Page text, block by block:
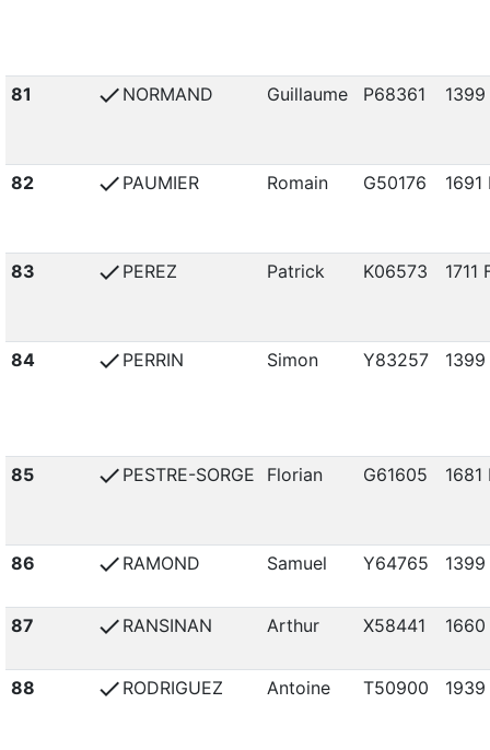
81 check NORMAND Guillaume P68361 1399
82 check PAUMIER Romain G50176 1691
83 check PEREZ Patrick K06573 1711
84 check PERRIN Simon Y83257 1399
85 check PESTRE-SORGE Florian G61605 1681
86 check RAMOND Samuel Y64765 1399
87 check RANSINAN Arthur X58441 1660
88 check RODRIGUEZ Antoine T50900 1939